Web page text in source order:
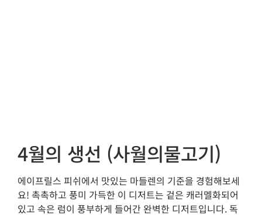
4월의 생선 (사월의물고기)
에이프릴스 피쉬에서 맛있는 마들렌의 기준을 경험해보세
요! 촉촉하고 풍미 가득한 이 디저트는 겉은 캐러멜화되어
있고 속은 럼이 풍부하게 들어간 완벽한 디저트입니다. 독